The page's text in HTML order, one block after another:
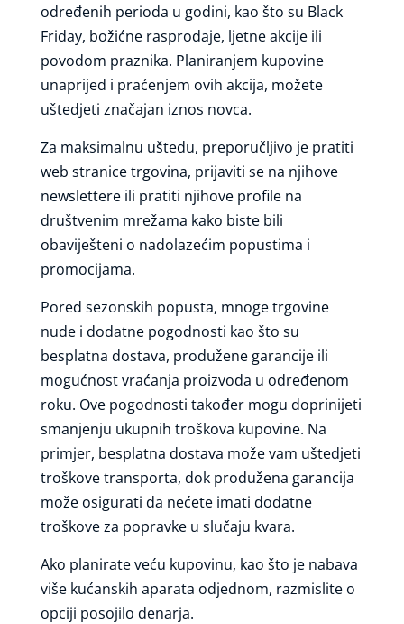
određenih perioda u godini, kao što su Black
Friday, božićne rasprodaje, ljetne akcije ili
povodom praznika. Planiranjem kupovine
unaprijed i praćenjem ovih akcija, možete
uštedjeti značajan iznos novca.
Za maksimalnu uštedu, preporučljivo je pratiti
web stranice trgovina, prijaviti se na njihove
newslettere ili pratiti njihove profile na
društvenim mrežama kako biste bili
obaviješteni o nadolazećim popustima i
promocijama.
Pored sezonskih popusta, mnoge trgovine
nude i dodatne pogodnosti kao što su
besplatna dostava, produžene garancije ili
mogućnost vraćanja proizvoda u određenom
roku. Ove pogodnosti također mogu doprinijeti
smanjenju ukupnih troškova kupovine. Na
primjer, besplatna dostava može vam uštedjeti
troškove transporta, dok produžena garancija
može osigurati da nećete imati dodatne
troškove za popravke u slučaju kvara.
Ako planirate veću kupovinu, kao što je nabava
više kućanskih aparata odjednom, razmislite o
opciji posojilo denarja.